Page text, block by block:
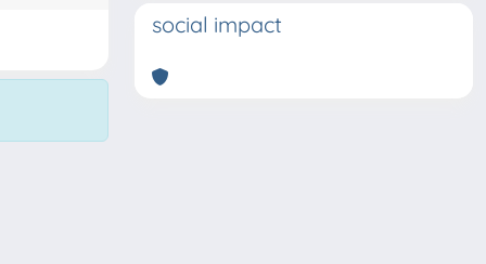
social impact